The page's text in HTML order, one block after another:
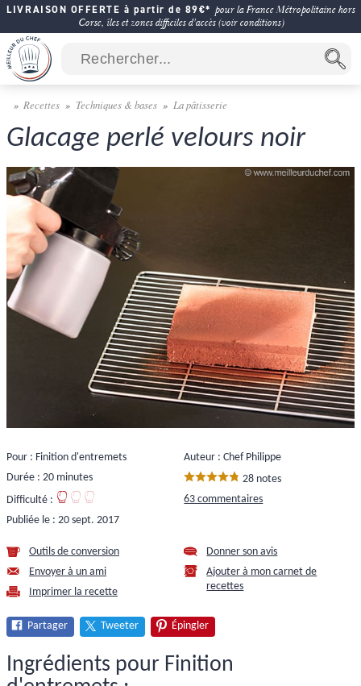
LIVRAISON OFFERTE à partir de 89€* pour la France Métropolitaine hors
Corse, îles et zones difficiles d'accès (voir conditions)
Recettes Techniques & bases La pâtisserie
Glacage perlé velours noir
Pour : Finition d'entremets
Durée : 20 minutes
Difficulté :
Publiée le : 20 sept. 2017
Auteur : Chef Philippe
28 notes
63 commentaires
Outils de conversion
Envoyer à un ami
Imprimer la recette
Donner son avis
Ajouter à mon carnet de
recettes
Partager Tweeter Épingler
Ingrédients pour Finition